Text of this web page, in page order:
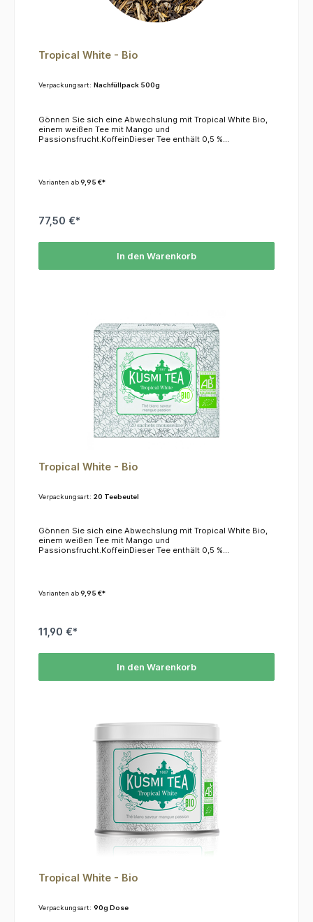
Tropical White - Bio
Verpackungsart: Nachfüllpack 500g
Gönnen Sie sich eine Abwechslung mit Tropical White Bio,
einem weißen Tee mit Mango und
Passionsfrucht.KoffeinDieser Tee enthält 0,5 %
Varianten ab9,95 €*
77,50 €*
In den Warenkorb
Tropical White - Bio
Verpackungsart: 20 Teebeutel
Gönnen Sie sich eine Abwechslung mit Tropical White Bio,
einem weißen Tee mit Mango und
Passionsfrucht.KoffeinDieser Tee enthält 0,5 %
Varianten ab9,95 €*
11,90 €*
In den Warenkorb
Tropical White - Bio
Verpackungsart: 90g Dose